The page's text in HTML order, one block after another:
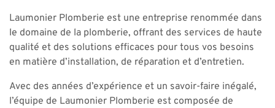
Laumonier Plomberie est une entreprise renommée dans
le domaine de la plomberie, offrant des services de haute
qualité et des solutions efficaces pour tous vos besoins
en matière d’installation, de réparation et d’entretien.
Avec des années d’expérience et un savoir-faire inégalé,
l’équipe de Laumonier Plomberie est composée de